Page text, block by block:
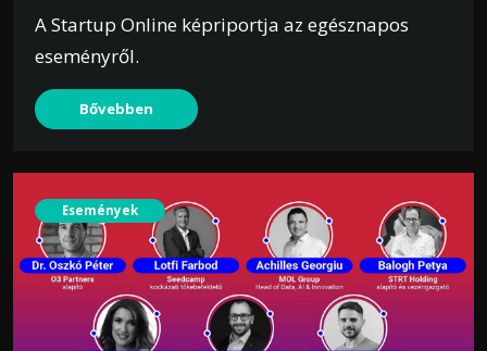
A Startup Online képriportja az egésznapos
eseményről.
Bővebben
Események